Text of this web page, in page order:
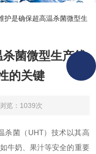
护是确保超高温杀菌微型生
菌微型生产线
的关键
览：1039次
菌（UHT）技术以其高
牛奶、果汁等安全的重要